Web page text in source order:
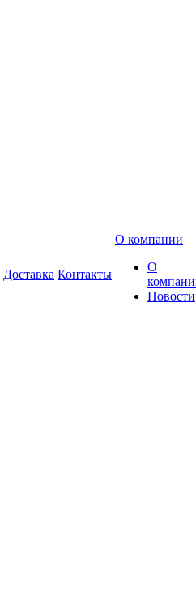
Доставка Контакты
О компании
О
Новости